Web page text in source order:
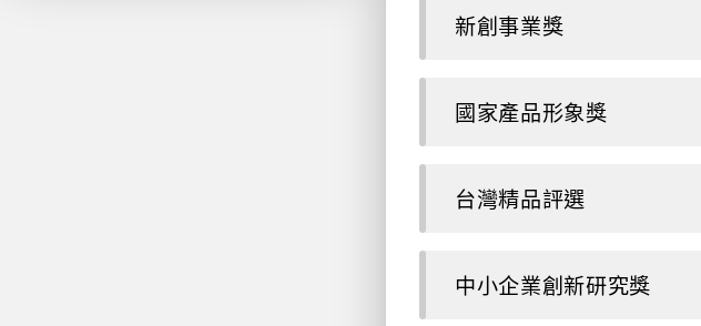
新創事業獎
國家產品形象獎
台灣精品評選
中小企業創新研究獎